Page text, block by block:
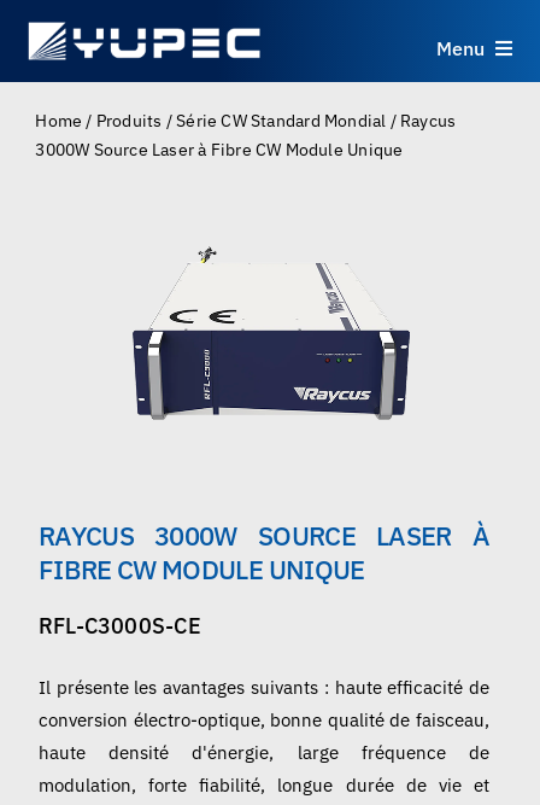
Menu
Produits
Applications
À propos
Français
Home / Produits /Série CW Standard Mondial / Raycus
3000W Source Laser à Fibre CW Module Unique
RAYCUS 3000W SOURCE LASER À
FIBRE CW MODULE UNIQUE
RFL-C3000S-CE
Il présente les avantages suivants : haute efficacité de
conversion électro-optique, bonne qualité de faisceau,
haute densité d'énergie, large fréquence de
modulation, forte fiabilité, longue durée de vie et